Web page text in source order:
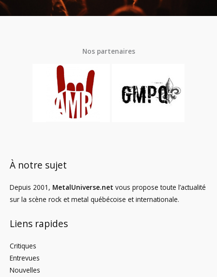
Nos partenaires
À notre sujet
Depuis 2001, MetalUniverse.net vous propose toute l’actualité
sur la scène rock et metal québécoise et internationale.
Liens rapides
Critiques
Entrevues
Nouvelles